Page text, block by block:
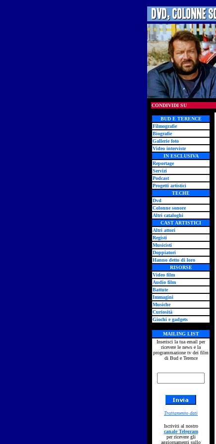
CONDIVIDI SU
BUD E TERENCE
Filmografie
Biografie
Gallerie foto
Video interviste
IN ESCLUSIVA
Reportage
Servizi
Podcast
Progetti artistici
TECHE
Dvd
Colonne sonore
Altri cataloghi
CAST ARTISTICI
Altri attori
Registi
Musicisti
Doppiatori
Hanno detto di loro
RISORSE
Video film
Audio film
Battute
Immagini
Musiche
Curiosità
Giochi e gadgets
MAILING LIST
Inserisci la tua email per
ricevere le news e la
programmazione tv dei film
di Bud e Terence
Trattamento dati
Iscriviti al nostro
canale Telegram
per ricevere gli
aggiornamenti sullo